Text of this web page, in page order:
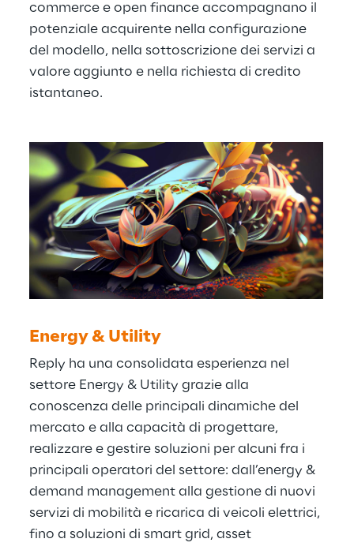
commerce e open finance accompagnano il
potenziale acquirente nella configurazione
del modello, nella sottoscrizione dei servizi a
valore aggiunto e nella richiesta di credito
istantaneo.
Energy & Utility
Reply ha una consolidata esperienza nel
settore Energy & Utility grazie alla
conoscenza delle principali dinamiche del
mercato e alla capacità di progettare,
realizzare e gestire soluzioni per alcuni fra i
principali operatori del settore: dall’energy &
demand management alla gestione di nuovi
servizi di mobilità e ricarica di veicoli elettrici,
fino a soluzioni di smart grid, asset